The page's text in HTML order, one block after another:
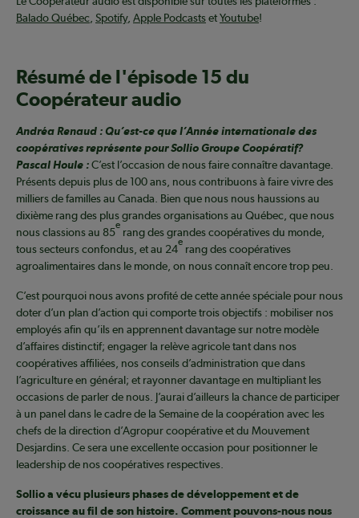
Balado Québec Spotify, Apple PodcastsetYoutube!
Résumé de l'épisode 15 du
Coopérateur audio
Andréa Renaud : Qu’est-ce que l’Année internationale des
coopératives représente pour Sollio Groupe Coopératif?
Pascal Houle :C’est l’occasion de nous faire connaître davantage.
Présents depuis plus de 100 ans, nous contribuons à faire vivre des
milliers de familles au Canada. Bien que nous nous haussions au
dixième rang des plus grandes organisations au Québec, que nous
nous classions au 85
e
rang des grandes coopératives du monde,
tous secteurs confondus, et au 24
e
rang des coopératives
agroalimentaires dans le monde, on nous connaît encore trop peu.
C’est pourquoi nous avons profité de cette année spéciale pour nous
doter d’un plan d’action qui comporte trois objectifs : mobiliser nos
employés afin qu’ils en apprennent davantage sur notre modèle
d’affaires distinctif; engager la relève agricole tant dans nos
coopératives affiliées, nos conseils d’administration que dans
l’agriculture en général; et rayonner davantage en multipliant les
occasions de parler de nous. J’aurai d’ailleurs la chance de participer
à un panel dans le cadre de la Semaine de la coopération avec les
chefs de la direction d’Agropur coopérative et du Mouvement
Desjardins. Ce sera une excellente occasion pour positionner le
leadership de nos coopératives respectives.
Sollio a vécu plusieurs phases de développement et de
croissance au fil de son histoire. Comment pouvons-nous nous